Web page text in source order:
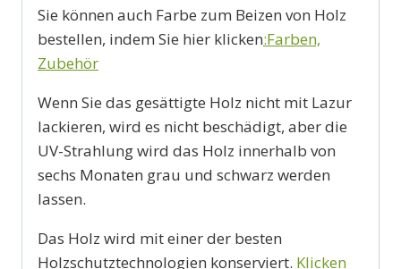
Sie können auch Farbe zum Beizen von Holz
bestellen, indem Sie hier klicken:Farben,
Zubehör
Wenn Sie das gesättigte Holz nicht mit Lazur
lackieren, wird es nicht beschädigt, aber die
UV-Strahlung wird das Holz innerhalb von
sechs Monaten grau und schwarz werden
lassen.
Das Holz wird mit einer der besten
Holzschutztechnologien konserviert. Klicken